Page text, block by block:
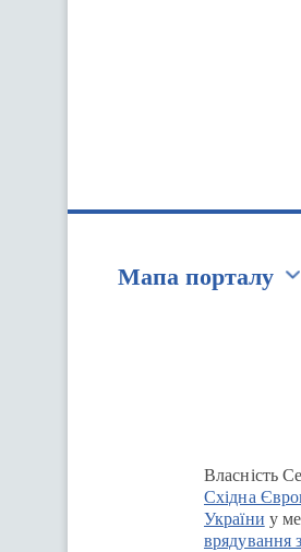
Мапа порталу
Власність
Східна
України у
врядування